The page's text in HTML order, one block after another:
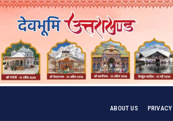
ABOUT US